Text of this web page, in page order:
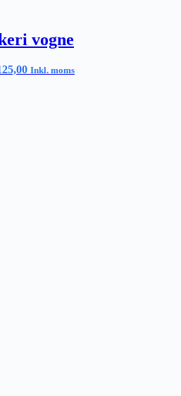
vogne
Inkl. moms